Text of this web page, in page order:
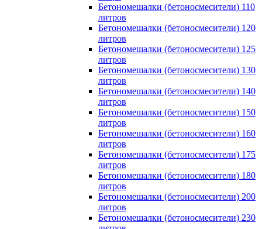
Бетономешалки (бетоносмесители) 110
литров
Бетономешалки (бетоносмесители) 120
литров
Бетономешалки (бетоносмесители) 125
литров
Бетономешалки (бетоносмесители) 130
литров
Бетономешалки (бетоносмесители) 140
литров
Бетономешалки (бетоносмесители) 150
литров
Бетономешалки (бетоносмесители) 160
литров
Бетономешалки (бетоносмесители) 175
литров
Бетономешалки (бетоносмесители) 180
литров
Бетономешалки (бетоносмесители) 200
литров
Бетономешалки (бетоносмесители) 230